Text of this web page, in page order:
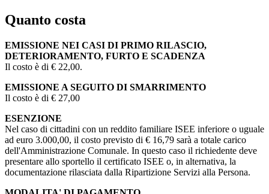
Quanto costa
EMISSIONE NEI CASI DI PRIMO RILASCIO,
DETERIORAMENTO, FURTO E SCADENZA
Il costo è di € 22,00.
EMISSIONE A SEGUITO DI SMARRIMENTO
Il costo è di € 27,00
ESENZIONE
Nel caso di cittadini con un reddito familiare ISEE inferiore o uguale
ad euro 3.000,00, il costo previsto di € 16,79 sarà a totale carico
dell'Amministrazione Comunale. In questo caso il richiedente deve
presentare allo sportello il certificato ISEE o, in alternativa, la
documentazione rilasciata dalla Ripartizione Servizi alla Persona.